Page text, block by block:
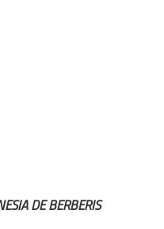
DE BERBERIS